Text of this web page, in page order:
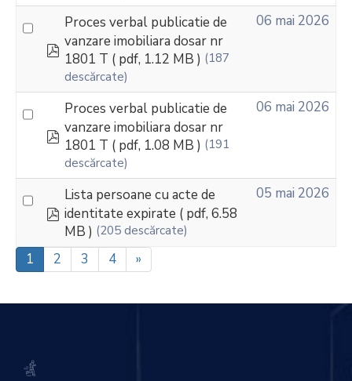
pdf
Proces verbal publicatie de
vanzare imobiliara dosar nr
1801 T ( pdf, 1.12 MB ) (187
descărcate)
06 mai 2026
pdf
Proces verbal publicatie de
vanzare imobiliara dosar nr
1801 T ( pdf, 1.08 MB ) (191
descărcate)
06 mai 2026
pdf
Lista persoane cu acte de
identitate expirate ( pdf, 6.58
MB ) (205 descărcate)
05 mai 2026
1 2 3 4 »